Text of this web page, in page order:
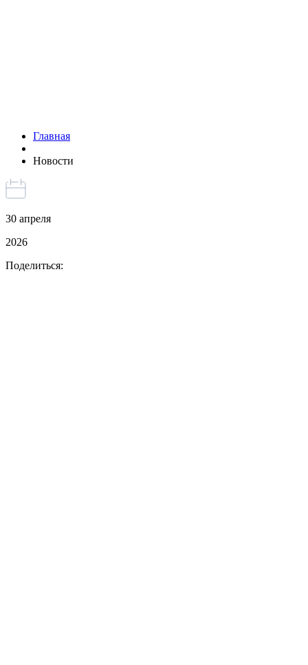
Главная
Новости
30 апреля
2026
Поделиться: